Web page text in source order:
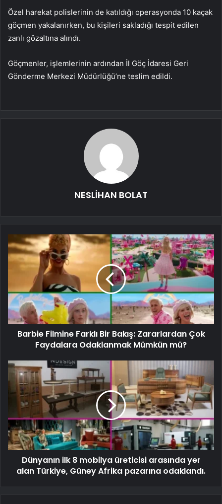
Özel harekat polislerinin de katıldığı operasyonda 10 kaçak
göçmen yakalanırken, bu kişileri sakladığı tespit edilen
zanlı gözaltına alındı.
Göçmenler, işlemlerinin ardından İl Göç İdaresi Geri
Gönderme Merkezi Müdürlüğü’ne teslim edildi.
NESLİHAN BOLAT
Barbie Filmine Farklı Bir Bakış: Zararlardan Çok
Faydalara Odaklanmak Mümkün mü?
Dünyanın ilk 8 mobilya üreticisi arasında yer
alan Türkiye, Güney Afrika pazarına odaklandı.